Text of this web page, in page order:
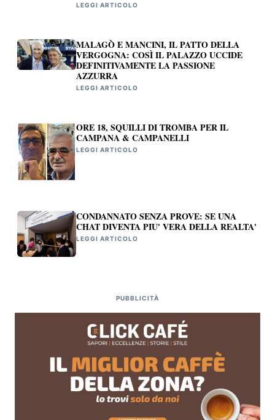
LEGGI ARTICOLO
MALAGÒ E MANCINI, IL PATTO DELLA
VERGOGNA: COSÌ IL PALAZZO UCCIDE
DEFINITIVAMENTE LA PASSIONE
AZZURRA
LEGGI ARTICOLO
ORE 18, SQUILLI DI TROMBA PER IL
CAMPANA & CAMPANELLI
LEGGI ARTICOLO
CONDANNATO SENZA PROVE: SE UNA
CHAT DIVENTA PIU' VERA DELLA REALTA'
LEGGI ARTICOLO
PUBBLICITÀ